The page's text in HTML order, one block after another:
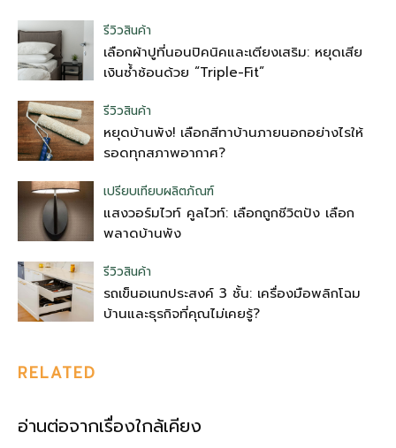
รีวิวสินค้า
เลือกผ้าปูที่นอนปิคนิคและเตียงเสริม: หยุดเสีย
เงินซ้ำซ้อนด้วย “Triple-Fit”
รีวิวสินค้า
หยุดบ้านพัง! เลือกสีทาบ้านภายนอกอย่างไรให้
รอดทุกสภาพอากาศ?
เปรียบเทียบผลิตภัณฑ์
แสงวอร์มไวท์ คูลไวท์: เลือกถูกชีวิตปัง เลือก
พลาดบ้านพัง
รีวิวสินค้า
รถเข็นอเนกประสงค์ 3 ชั้น: เครื่องมือพลิกโฉม
บ้านและธุรกิจที่คุณไม่เคยรู้?
RELATED
อ่านต่อจากเรื่องใกล้เคียง